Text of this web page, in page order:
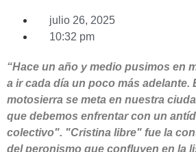
julio 26, 2025
10:32 pm
“Hace un año y medio pusimos en
a ir cada día un poco más
motosierra se meta en nuestra
que debemos enfrentar con un
colectivo". "Cristina libre" fue la
del peronismo que confluyen en la